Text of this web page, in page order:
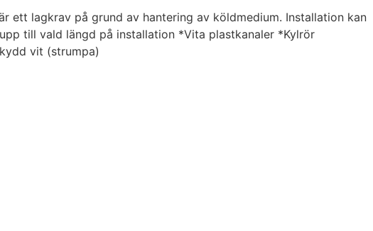
ett lagkrav på grund av hantering av köldmedium. Installation kan
till vald längd på installation *Vita plastkanaler *Kylrör
vit (strumpa)